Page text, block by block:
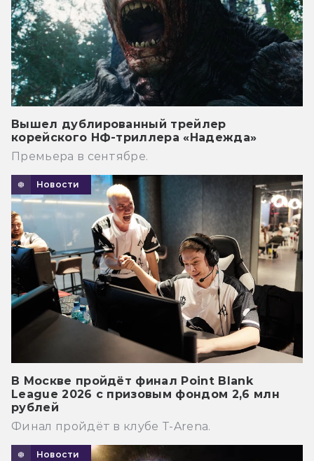
Вышел дублированный трейлер
корейского НФ-триллера «Надежда»
Премьера в сентябре.
Новости
В Москве пройдёт финал Point Blank
League 2026 с призовым фондом 2,6 млн
рублей
Финал пройдёт в клубе T-Arena.
Новости